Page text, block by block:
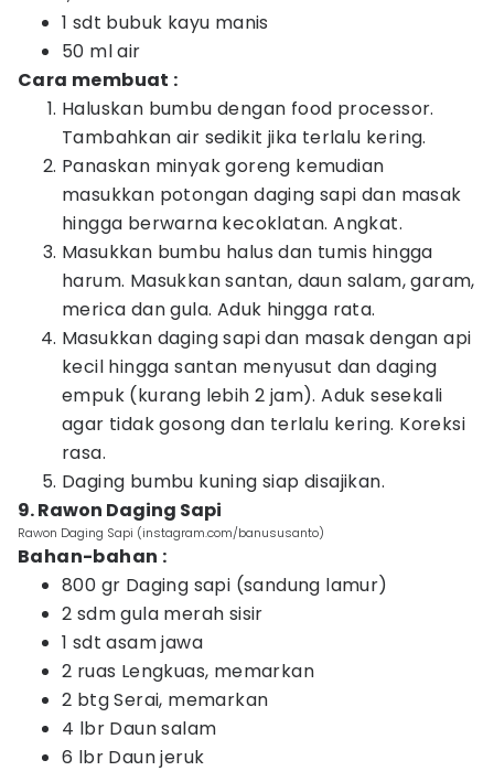
1 sdt bubuk kayu manis
50 ml air
Cara membuat :
Haluskan bumbu dengan food processor.
Tambahkan air sedikit jika terlalu kering.
Panaskan minyak goreng kemudian
masukkan potongan daging sapi dan masak
hingga berwarna kecoklatan. Angkat.
Masukkan bumbu halus dan tumis hingga
harum. Masukkan santan, daun salam, garam,
merica dan gula. Aduk hingga rata.
Masukkan daging sapi dan masak dengan api
kecil hingga santan menyusut dan daging
empuk (kurang lebih 2 jam). Aduk sesekali
agar tidak gosong dan terlalu kering. Koreksi
rasa.
Daging bumbu kuning siap disajikan.
9. Rawon Daging Sapi
Rawon Daging Sapi (instagram.com/banususanto)
Bahan-bahan :
800 gr Daging sapi (sandung lamur)
2 sdm gula merah sisir
1 sdt asam jawa
2 ruas Lengkuas, memarkan
2 btg Serai, memarkan
4 lbr Daun salam
6 lbr Daun jeruk